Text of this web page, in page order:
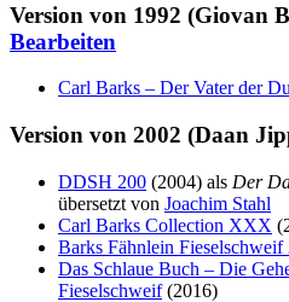
Version von 1992 (Giovan
Bearbeiten
Carl Barks – Der Vater der
Version von 2002 (Daan
DDSH 200 (2004) als Der
übersetzt von Joachim Stahl
Carl Barks Collection XXX
Barks Fähnlein Fieselschweif
Das Schlaue Buch – Die
Fieselschweif(2016)